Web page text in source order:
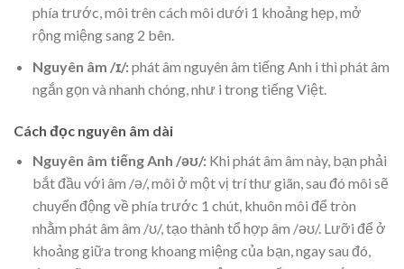
phía trước, môi trên cách môi dưới 1 khoảng hẹp, mở
rộng miệng sang 2 bên.
Nguyên âm /ɪ/:phát âm nguyên âm tiếng Anh i thì phát âm
ngắn gọn và nhanh chóng, như i trong tiếng Việt.
Cách đọc nguyên âm dài
Nguyên âm tiếng Anh /əʊ/: Khi phát âm âm này, bạn phải
bắt đầu với âm /ə/, môi ở một vị trí thư giãn, sau đó môi sẽ
chuyển động về phía trước 1 chút, khuôn môi để tròn
nhằm phát âm âm /ʊ/, tạo thành tổ hợp âm /əʊ/. Lưỡi để ở
khoảng giữa trong khoang miệng của bạn, ngay sau đó,